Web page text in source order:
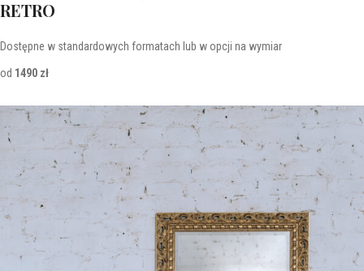
RETRO
Dostępne w standardowych formatach lub w opcji na wymiar
od 1490 zł